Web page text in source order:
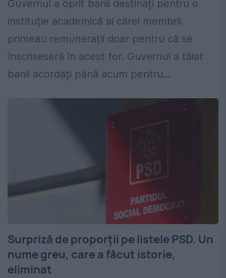
Guvernul a oprit banii destinați pentru o
instituție academică ai cărei membrii
primeau remunerații doar pentru că se
înscriseseră în acest for. Guvernul a tăiat
banii acordați până acum pentru...
Surpriză de proporţii pe listele PSD. Un
nume greu, care a făcut istorie,
eliminat